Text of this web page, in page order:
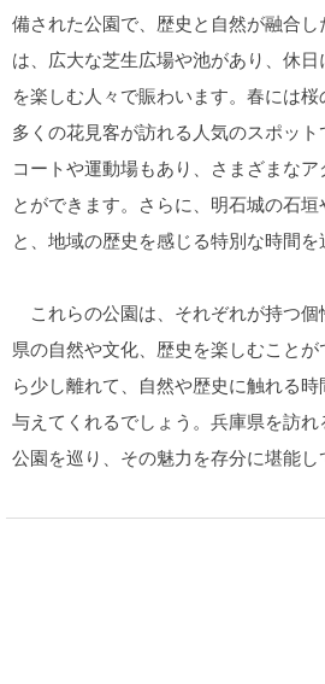
備された公園で、歴史と自然が融合
は、広大な芝生広場や池があり、休
を楽しむ人々で賑わいます。春には桜
多くの花見客が訪れる人気のスポッ
コートや運動場もあり、さまざまな
とができます。さらに、明石城の石垣
と、地域の歴史を感じる特別な時間を
これらの公園は、それぞれが持つ
県の自然や文化、歴史を楽しむこと
ら少し離れて、自然や歴史に触れる
与えてくれるでしょう。兵庫県を訪
公園を巡り、その魅力を存分に堪能し